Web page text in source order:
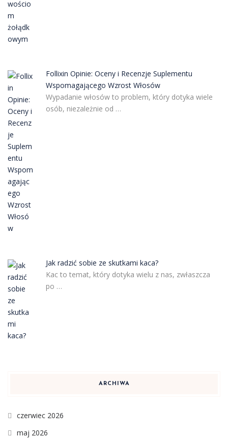
Follixin Opinie: Oceny i Recenzje Suplementu
Wspomagającego Wzrost Włosów
Wypadanie włosów to problem, który dotyka wiele
osób, niezależnie od …
Jak radzić sobie ze skutkami kaca?
Kac to temat, który dotyka wielu z nas, zwłaszcza
po …
ARCHIWA
czerwiec 2026
maj 2026